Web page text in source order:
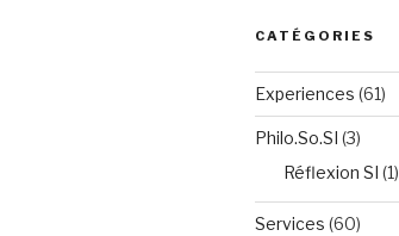
CATÉGORIES
Experiences (61)
Philo.So.SI (3)
Réflexion SI (1)
Services (60)